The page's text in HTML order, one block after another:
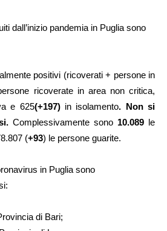
dall’inizio pandemia in Puglia sono
positivi (ricoverati + persone in
ricoverate in area non critica,
e 625(+197)in isolamento. Non si
Complessivamente sono 10.089 le
(+93) le persone guarite.
in Puglia sono
di Bari;